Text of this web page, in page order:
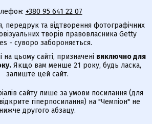
+380 95 641 22 07
передрук та відтворення фотографічних
творів правовласника Getty
- суворо забороняється.
на цьому сайті, призначені виключно для
Якщо вам менше 21 року, будь ласка,
залиште цей сайт.
сайту лише за умови посилання (для
гіперпосилання) на "Чемпіон" не
нижче другого абзацу.